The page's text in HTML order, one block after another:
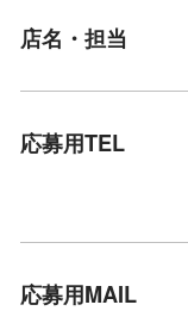
店名・担当
応募用TEL
応募用MAIL